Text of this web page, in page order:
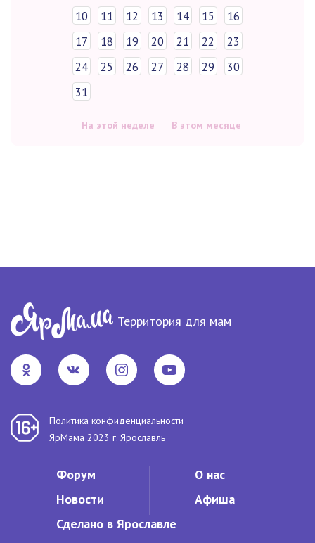
10
11 12 13 14 15
16
17
18 19 20 21 22
23
24
25 26 27 28 29
30
31
На этой неделе В этом месяце
Территория для мам
Политика конфиденциальности
ЯрМама 2023 г. Ярославль
Форум
Новости
О нас
Афиша
Сделано в Ярославле